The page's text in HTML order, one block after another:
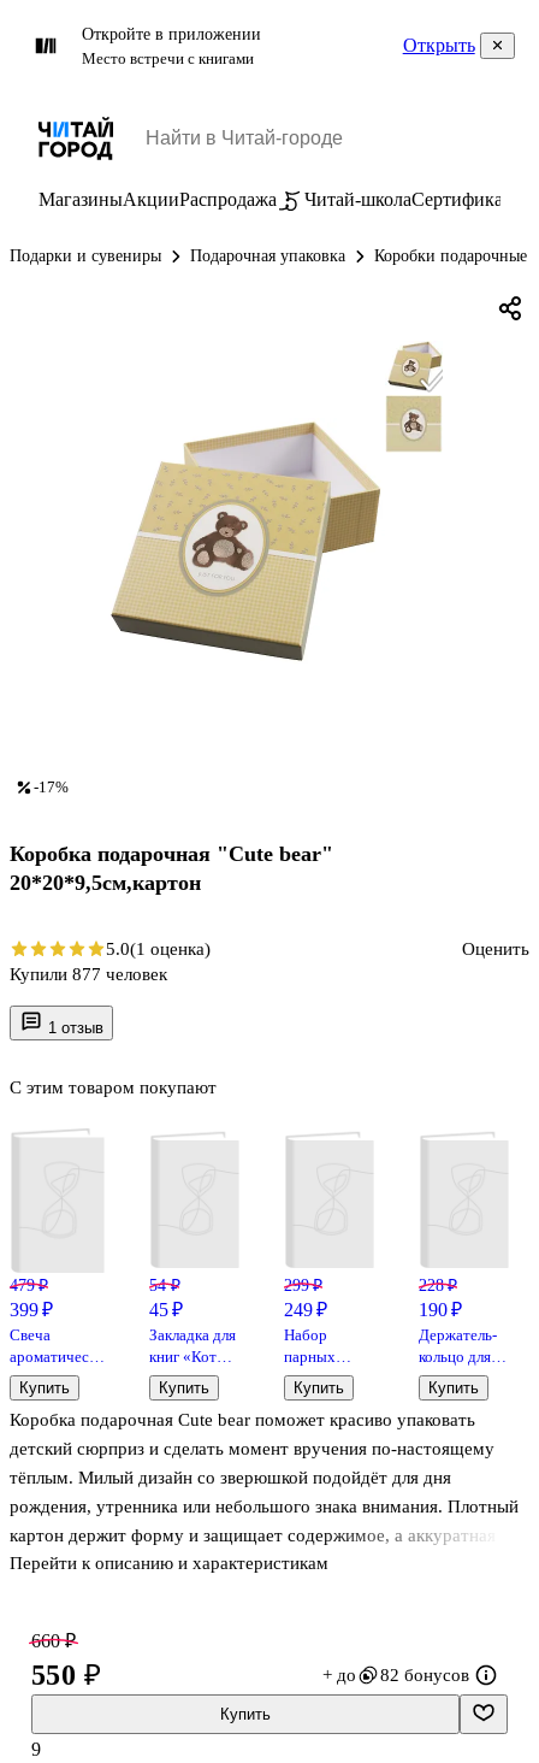
Откройте в приложении
Место встречи с книгами
Открыть
МагазиныАкцииРаспродажа Читай-школаСертификаты
Подарки и сувениры Подарочная упаковка Коробки подарочные
1 отзыв
Коробка подарочная Cute bear поможет красиво упаковать
детский сюрприз и сделать момент вручения по-настоящему
тёплым. Милый дизайн со зверюшкой подойдёт для дня
рождения, утренника или небольшого знака внимания. Плотный
картон держит форму и защищает содержимое, а аккуратная
крышка позволяет быстро собрать упаковку без лишних усилий.
Перейти к описанию и характеристикам
С этим товаром покупают
479 ₽
399 ₽
Свеча
ароматическая
в стеклянной
баночке
серия Цитаты
С друзьями
чувствуем
себя, как дома
(Г.
(ваниль) (6х6)
Купить
54 ₽
45 ₽
Закладка для
книг «Коты в
комбинезонах»,
пластик, Be
positive
Купить
299 ₽
249 ₽
Набор
парных
браслетов
Мишка и
Котик
(силикон)
B81) (Lafilaf)
Купить
228 ₽
190 ₽
Держатель-
кольцо для
телефона
MOOMIN
(Фрэкен
Снорк)
(коробка)
Купить
-17%
Коробка подарочная "Cute bear"
20*20*9,5см,картон
5.0(1 оценка)
Оценить
Купили 877 человек
660 ₽
550 ₽ + до 82 бонусов
Купить
9